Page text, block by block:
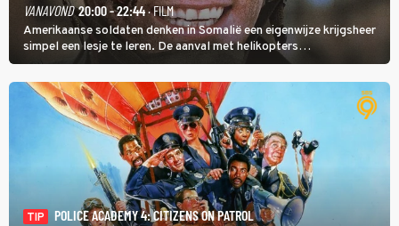
VANAVOND 20:00 - 22:44· FILM
Amerikaanse soldaten denken in Somalië een eigenwijze krijgsheer
simpel een lesje te leren. De aanval met helikopters
verloopt in Black Hawk down dramatisch.
TIP
POLICE ACADEMY 4: CITIZENS ON PATROL